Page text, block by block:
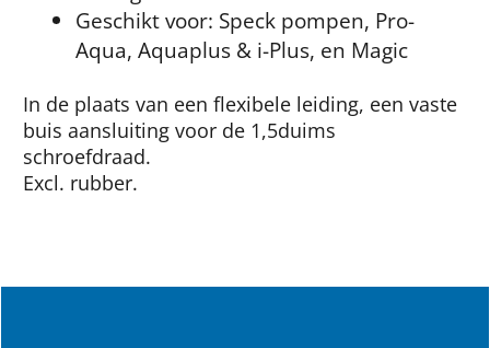
Geschikt voor: Speck pompen, Pro-
Aqua, Aquaplus & i-Plus, en Magic
In de plaats van een flexibele leiding, een vaste
buis aansluiting voor de 1,5duims
schroefdraad.
Excl. rubber.